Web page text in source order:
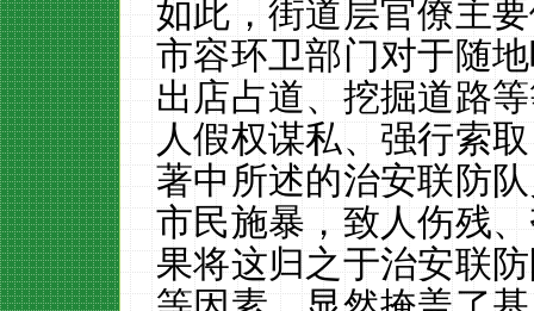
如此，街道层官僚主
市容环卫部门对于随
出店占道、挖掘道路
人假权谋私、强行索
著中所述的治安联防
市民施暴，致人伤残
果将这归之于治安联